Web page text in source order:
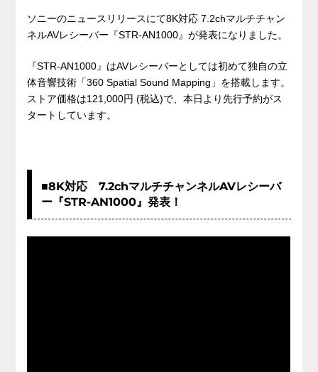
ソニーのニュースリリースにて8K対応 7.2chマルチチャン
ネルAVレシーバー『STR-AN1000』が発表になりました。
『STR-AN1000』はAVレシーバーとしては初めて独自の立
体音響技術「360 Spatial Sound Mapping」を搭載します。
ストア価格は121,000円 (税込)で、本日より先行予約がス
タートしています。
■8K対応 7.2chマルチチャンネルAVレシーバ
ー『STR-AN1000』発表！